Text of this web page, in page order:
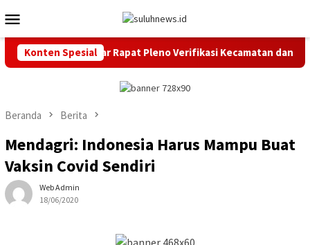
ke
kontenMobile
Konten Spesial
Tangerang Gelar Rapat Pleno Verifikasi Kecamatan dan
Beranda Berita
Mendagri: Indonesia Harus Mampu Buat
Vaksin Covid Sendiri
Web Admin
18/06/2020